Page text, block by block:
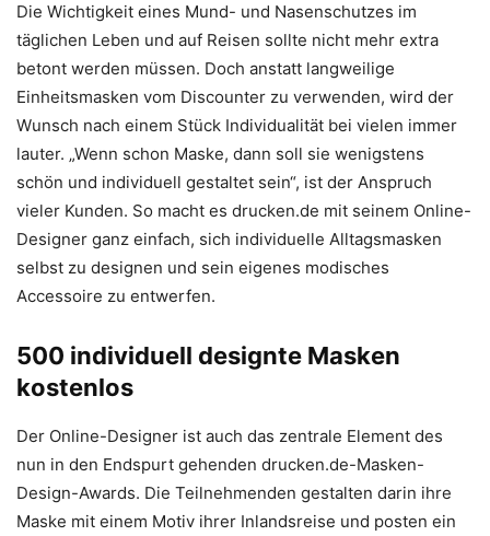
Die Wichtigkeit eines Mund- und Nasenschutzes im
täglichen Leben und auf Reisen sollte nicht mehr extra
betont werden müssen. Doch anstatt langweilige
Einheitsmasken vom Discounter zu verwenden, wird der
Wunsch nach einem Stück Individualität bei vielen immer
lauter. „Wenn schon Maske, dann soll sie wenigstens
schön und individuell gestaltet sein“, ist der Anspruch
vieler Kunden. So macht es drucken.de mit seinem Online-
Designer ganz einfach, sich individuelle Alltagsmasken
selbst zu designen und sein eigenes modisches
Accessoire zu entwerfen.
500 individuell designte Masken
kostenlos
Der Online-Designer ist auch das zentrale Element des
nun in den Endspurt gehenden drucken.de-Masken-
Design-Awards. Die Teilnehmenden gestalten darin ihre
Maske mit einem Motiv ihrer Inlandsreise und posten ein